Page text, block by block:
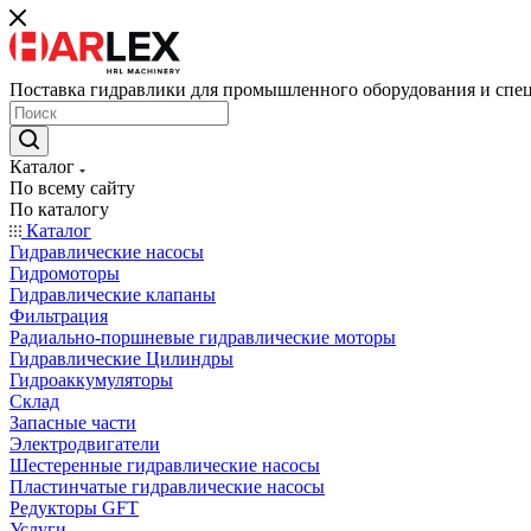
Поставка гидравлики для промышленного оборудования и
Каталог
По всему сайту
По каталогу
Каталог
Гидравлические насосы
Гидромоторы
Гидравлические клапаны
Фильтрация
Радиально-поршневые гидравлические моторы
Гидравлические Цилиндры
Гидроаккумуляторы
Склад
Запасные части
Электродвигатели
Шестеренные гидравлические насосы
Пластинчатые гидравлические насосы
Редукторы GFT